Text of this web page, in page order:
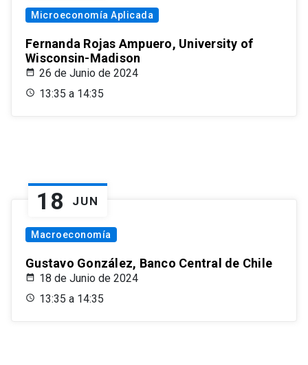
Microeconomía Aplicada
Fernanda Rojas Ampuero, University of
Wisconsin-Madison
26 de Junio de 2024
13:35 a 14:35
18 JUN
Macroeconomía
Gustavo González, Banco Central de Chile
18 de Junio de 2024
13:35 a 14:35